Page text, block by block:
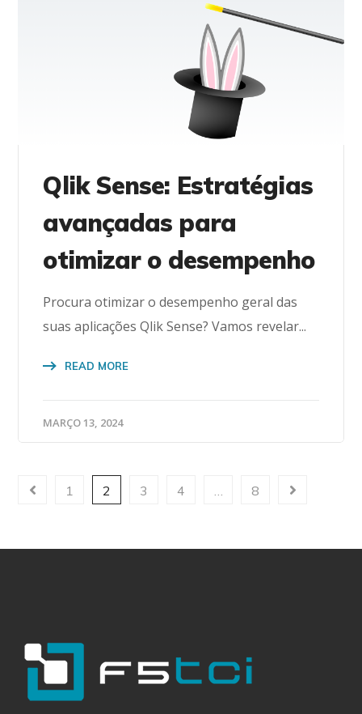
Qlik Sense: Estratégias
avançadas para
otimizar o desempenho
Procura otimizar o desempenho geral das
suas aplicações Qlik Sense? Vamos revelar...
READ MORE
MARÇO 13, 2024
1 2 3 4 8